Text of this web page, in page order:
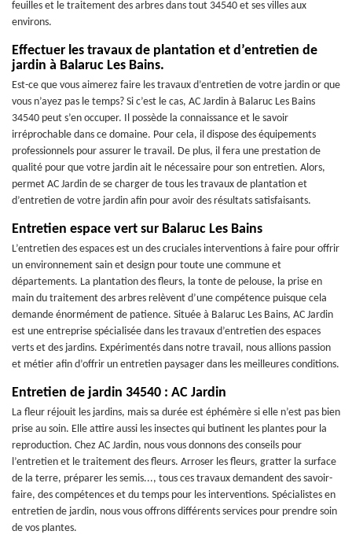
feuilles et le traitement des arbres dans tout 34540 et ses villes aux
environs.
Effectuer les travaux de plantation et d’entretien de
jardin à Balaruc Les Bains.
Est-ce que vous aimerez faire les travaux d’entretien de votre jardin or que
vous n’ayez pas le temps? Si c’est le cas, AC Jardin à Balaruc Les Bains
34540 peut s’en occuper. Il possède la connaissance et le savoir
irréprochable dans ce domaine. Pour cela, il dispose des équipements
professionnels pour assurer le travail. De plus, il fera une prestation de
qualité pour que votre jardin ait le nécessaire pour son entretien. Alors,
permet AC Jardin de se charger de tous les travaux de plantation et
d’entretien de votre jardin afin pour avoir des résultats satisfaisants.
Entretien espace vert sur Balaruc Les Bains
L’entretien des espaces est un des cruciales interventions à faire pour offrir
un environnement sain et design pour toute une commune et
départements. La plantation des fleurs, la tonte de pelouse, la prise en
main du traitement des arbres relèvent d’une compétence puisque cela
demande énormément de patience. Située à Balaruc Les Bains, AC Jardin
est une entreprise spécialisée dans les travaux d’entretien des espaces
verts et des jardins. Expérimentés dans notre travail, nous allions passion
et métier afin d’offrir un entretien paysager dans les meilleures conditions.
Entretien de jardin 34540 : AC Jardin
La fleur réjouit les jardins, mais sa durée est éphémère si elle n’est pas bien
prise au soin. Elle attire aussi les insectes qui butinent les plantes pour la
reproduction. Chez AC Jardin, nous vous donnons des conseils pour
l’entretien et le traitement des fleurs. Arroser les fleurs, gratter la surface
de la terre, préparer les semis..., tous ces travaux demandent des savoir-
faire, des compétences et du temps pour les interventions. Spécialistes en
entretien de jardin, nous vous offrons différents services pour prendre soin
de vos plantes.